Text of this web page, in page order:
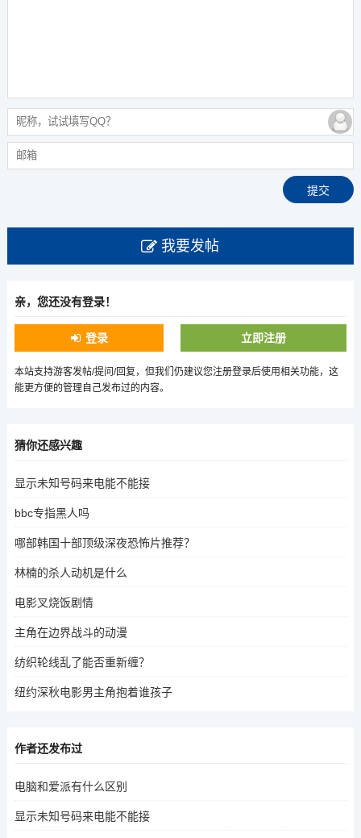
我要发帖
亲，您还没有登录！
登录 立即注册
本站支持游客发帖/提问/回复，但我们仍建议您注册登录后使用相关功能，这
能更方便的管理自己发布过的内容。
猜你还感兴趣
显示未知号码来电能不能接
bbc专指黑人吗
哪部韩国十部顶级深夜恐怖片推荐？
林楠的杀人动机是什么
电影叉烧饭剧情
主角在边界战斗的动漫
纺织轮线乱了能否重新缠？
纽约深秋电影男主角抱着谁孩子
作者还发布过
电脑和爱派有什么区别
显示未知号码来电能不能接